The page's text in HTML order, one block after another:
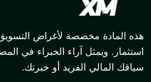
لأغراض التسويق ولا تقدم
الخبراء في المصطلحات العامة ،
أو خبرتك.